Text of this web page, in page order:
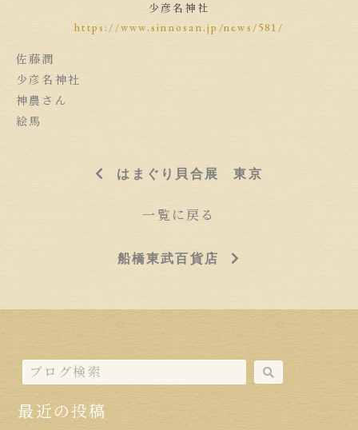
少彦名神社
https://www.sinnosan.jp/news/581/
佐藤潤
少彦名神社
神農さん
絵馬
はまぐり貝合展 東京
一覧に戻る
船橋東武百貨店
最近の投稿